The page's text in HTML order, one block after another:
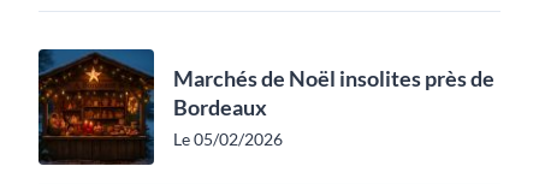
Marchés de Noël insolites près de
Bordeaux
Le 05/02/2026